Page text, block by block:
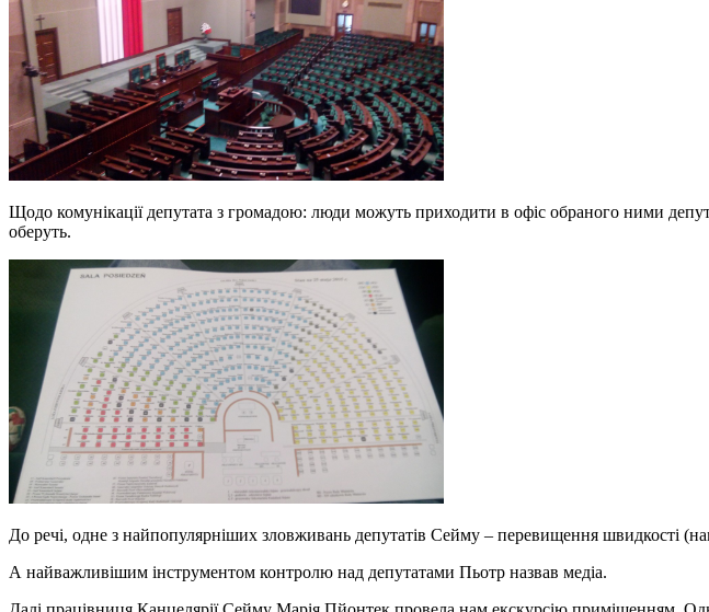
Щодо комунікації депутата з громадою: люди можуть приходити в офіс обраного ними
оберуть.
До речі, одне з найпопулярніших зловживань депутатів Сейму – перевищення швидкості
А найважливішим інструментом контролю над депутатами Пьотр назвав медіа.